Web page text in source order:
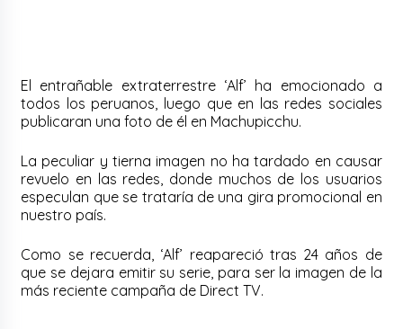
El entrañable extraterrestre ‘Alf’ ha emocionado a
todos los peruanos, luego que en las redes sociales
publicaran una foto de él en Machupicchu.
La peculiar y tierna imagen no ha tardado en causar
revuelo en las redes, donde muchos de los usuarios
especulan que se trataría de una gira promocional en
nuestro país.
Como se recuerda, ‘Alf’ reapareció tras 24 años de
que se dejara emitir su serie, para ser la imagen de la
más reciente campaña de Direct TV.